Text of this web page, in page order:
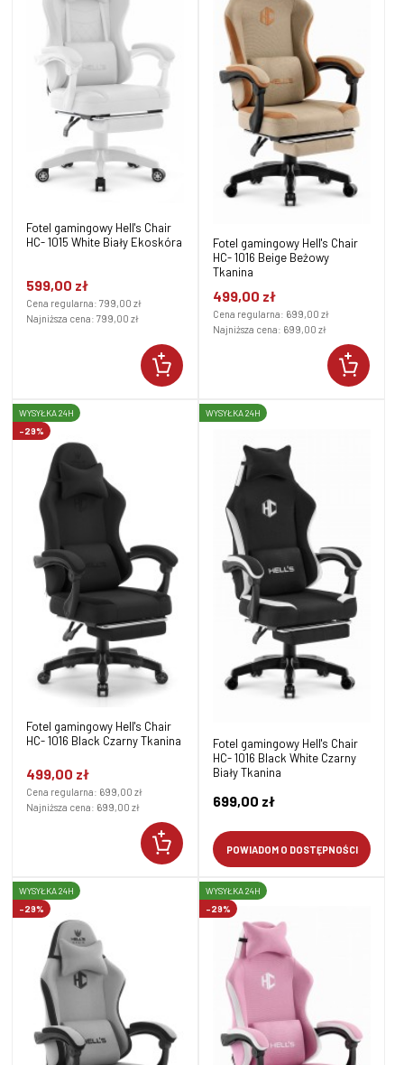
Fotel gamingowy Hell's Chair
HC- 1015 White Biały Ekoskóra
599,00 zł
Cena regularna: 799,00 zł
Najniższa cena: 799,00 zł
Fotel gamingowy Hell's Chair
HC- 1016 Beige Beżowy
Tkanina
499,00 zł
Cena regularna: 699,00 zł
Najniższa cena: 699,00 zł
Fotel gamingowy Hell's Chair
HC- 1016 Black Czarny Tkanina
499,00 zł
Cena regularna: 699,00 zł
Najniższa cena: 699,00 zł
-29%
WYSYŁKA 24H
Fotel gamingowy Hell's Chair
HC- 1016 Black White Czarny
Biały Tkanina
699,00 zł
POWIADOM O DOSTĘPNOŚCI
WYSYŁKA 24H
-29%
WYSYŁKA 24H
-29%
WYSYŁKA 24H